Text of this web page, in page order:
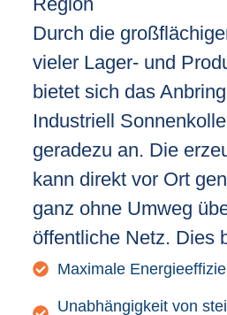
Durch die
vieler Lager- und
bietet sich das
Industriell
geradezu an. Die
kann direkt vor Ort
ganz ohne Umweg
öffentliche Netz. Dies
Maximale
Unabhängigkeit von